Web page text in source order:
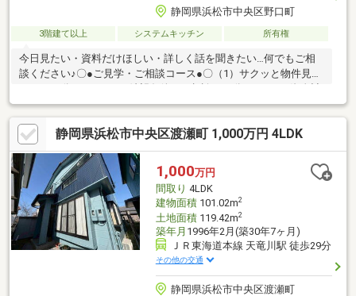
静岡県浜松市中央区野口町
3階建て以上 システムキッチン 所有権
今日見たい・資料だけほしい・詳しく話を聞きたい…何でもご相
談ください♪〇●ご見学・ご相談コース●〇（1）サクッと物件見学
画・住宅ローンのご相談（60分～）メールでのご対応、HPからの
資料請求も大歓迎です☆平日・休日問わずご対応させていただき
ます♪事前に鍵の手配が必要な場合がありますのでお早目にご連絡
をいただけるとご案内がスムーズです。
静岡県浜松市中央区渡瀬町 1,000万円 4LDK
1,000万円
間取り 4LDK
建物面積101.02m2
土地面積119.42m2
築年月 1996年2月(築30年7ヶ月)
ＪＲ東海道本線 天竜川駅 徒歩29分
その他の交通
静岡県浜松市中央区渡瀬町